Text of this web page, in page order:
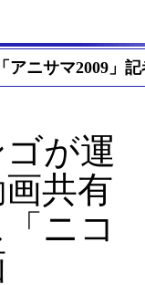
アニサマ2009」
が運
共有
ニコ